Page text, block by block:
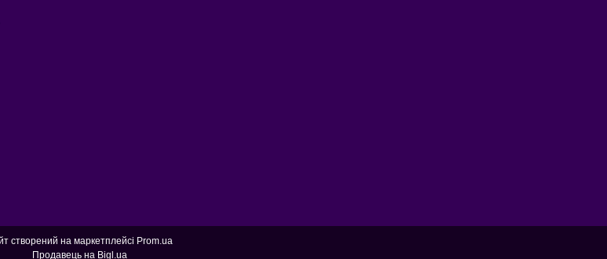
створений на маркетплейсі Prom.ua
Продавець на Bigl.ua